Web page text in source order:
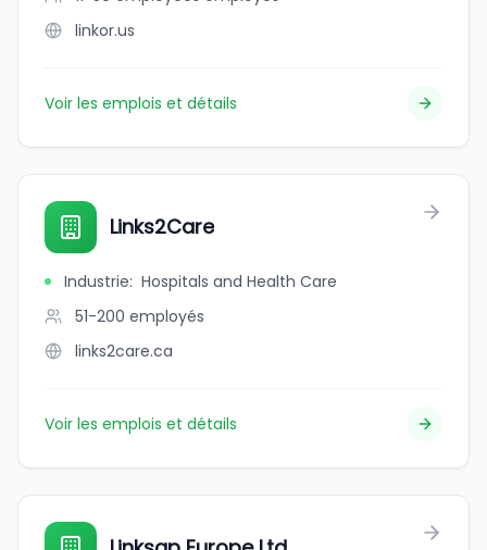
linkor.us
Voir les emplois et détails
Links2Care
Industrie: Hospitals and Health Care
51-200 employés
links2care.ca
Voir les emplois et détails